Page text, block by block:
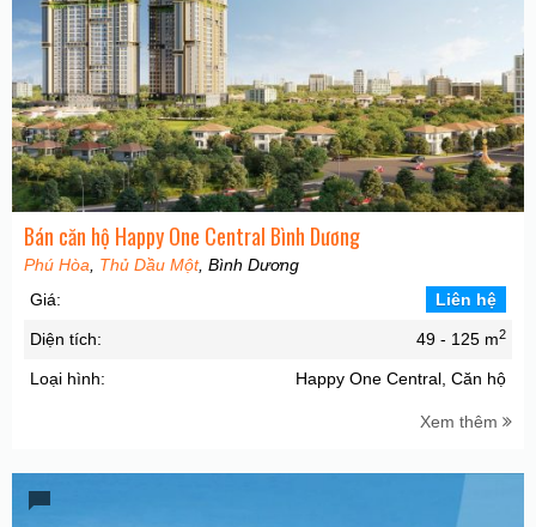
Bán căn hộ Happy One Central Bình Dương
Phú Hòa, Thủ Dầu Một, Bình Dương
Giá:
Liên hệ
Diện tích: 49 - 125 m2
Loại hình: Happy One Central, Căn hộ
Xem thêm